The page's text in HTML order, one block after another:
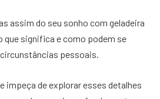
assim do seu sonho com geladeira
que significa e como podem se
pessoais.
impeça de explorar esses detalhes